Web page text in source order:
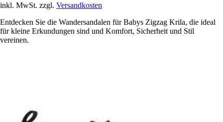
inkl. MwSt. zzgl. Versandkosten
Entdecken Sie die Wandersandalen für Babys Zigzag Krila, die ideal
für kleine Erkundungen sind und Komfort, Sicherheit und Stil
vereinen.